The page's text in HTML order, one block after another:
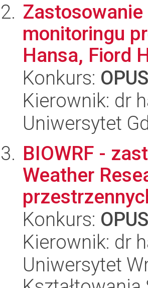
monitoringu
Hansa, Fiord
Konkurs:
Kierownik: dr
Uniwersytet
BIOWRF -
Weather
Konkurs:
Kierownik: dr
Uniwersytet